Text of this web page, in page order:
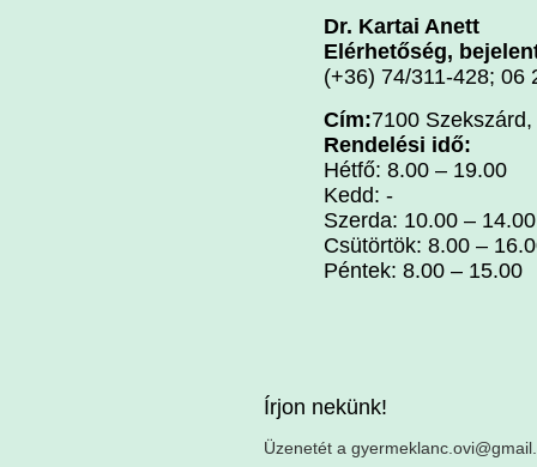
Dr. Kartai Anett
Elérhetőség,
(+36) 74/311-428; 06
Cím:7100 Szekszárd,
Rendelési idő:
Hétfő: 8.00 – 19.00
Kedd: -
Szerda: 10.00 – 14.00
Csütörtök: 8.00 –
Péntek: 8.00 – 15.00
Írjon nekünk!
Üzenetét a